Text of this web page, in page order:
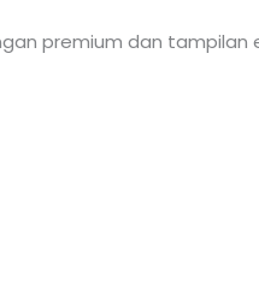
premium dan